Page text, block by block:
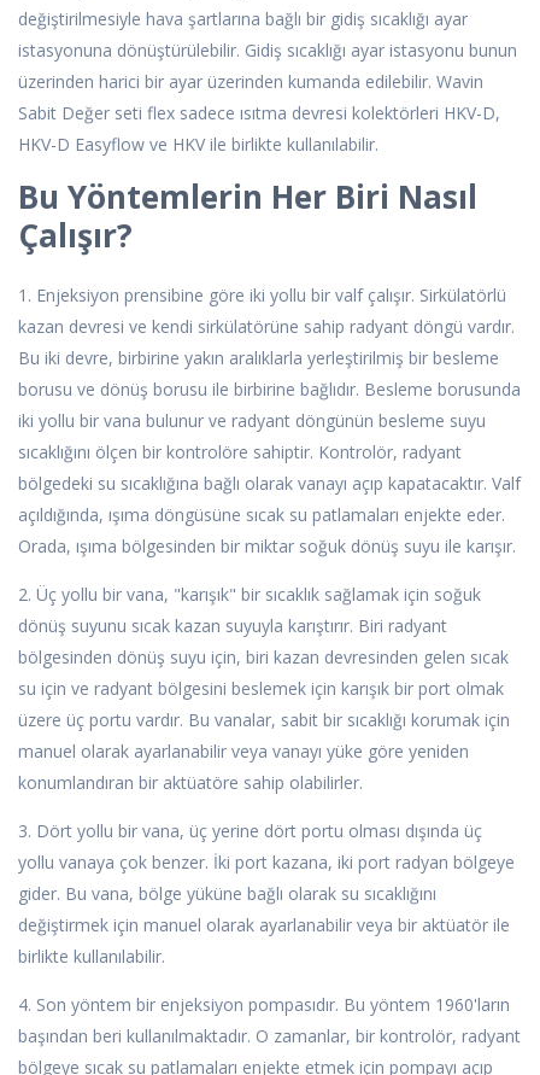
değiştirilmesiyle hava şartlarına bağlı bir gidiş sıcaklığı ayar
istasyonuna dönüştürülebilir. Gidiş sıcaklığı ayar istasyonu bunun
üzerinden harici bir ayar üzerinden kumanda edilebilir. Wavin
Sabit Değer seti flex sadece ısıtma devresi kolektörleri HKV-D,
HKV-D Easyflow ve HKV ile birlikte kullanılabilir.
Bu Yöntemlerin Her Biri Nasıl
Çalışır?
1. Enjeksiyon prensibine göre iki yollu bir valf çalışır. Sirkülatörlü
kazan devresi ve kendi sirkülatörüne sahip radyant döngü vardır.
Bu iki devre, birbirine yakın aralıklarla yerleştirilmiş bir besleme
borusu ve dönüş borusu ile birbirine bağlıdır. Besleme borusunda
iki yollu bir vana bulunur ve radyant döngünün besleme suyu
sıcaklığını ölçen bir kontrolöre sahiptir. Kontrolör, radyant
bölgedeki su sıcaklığına bağlı olarak vanayı açıp kapatacaktır. Valf
açıldığında, ışıma döngüsüne sıcak su patlamaları enjekte eder.
Orada, ışıma bölgesinden bir miktar soğuk dönüş suyu ile karışır.
2. Üç yollu bir vana, "karışık" bir sıcaklık sağlamak için soğuk
dönüş suyunu sıcak kazan suyuyla karıştırır. Biri radyant
bölgesinden dönüş suyu için, biri kazan devresinden gelen sıcak
su için ve radyant bölgesini beslemek için karışık bir port olmak
üzere üç portu vardır. Bu vanalar, sabit bir sıcaklığı korumak için
manuel olarak ayarlanabilir veya vanayı yüke göre yeniden
konumlandıran bir aktüatöre sahip olabilirler.
3. Dört yollu bir vana, üç yerine dört portu olması dışında üç
yollu vanaya çok benzer. İki port kazana, iki port radyan bölgeye
gider. Bu vana, bölge yüküne bağlı olarak su sıcaklığını
değiştirmek için manuel olarak ayarlanabilir veya bir aktüatör ile
birlikte kullanılabilir.
4. Son yöntem bir enjeksiyon pompasıdır. Bu yöntem 1960'ların
başından beri kullanılmaktadır. O zamanlar, bir kontrolör, radyant
bölgeye sıcak su patlamaları enjekte etmek için pompayı açıp